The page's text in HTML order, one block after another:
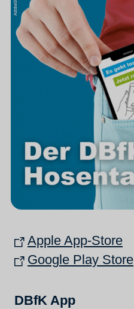
Apple App-Store
Google Play Store
DBfK App